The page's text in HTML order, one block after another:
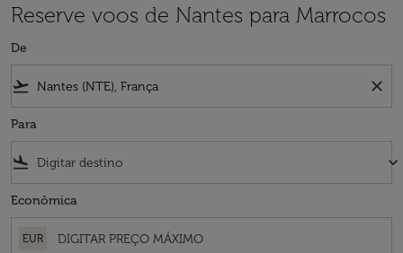
Reserve voos de Nantes para Marrocos
De
flight_takeoff close
Para
flight_land keyboard_arrow_down
Econômica
EUR